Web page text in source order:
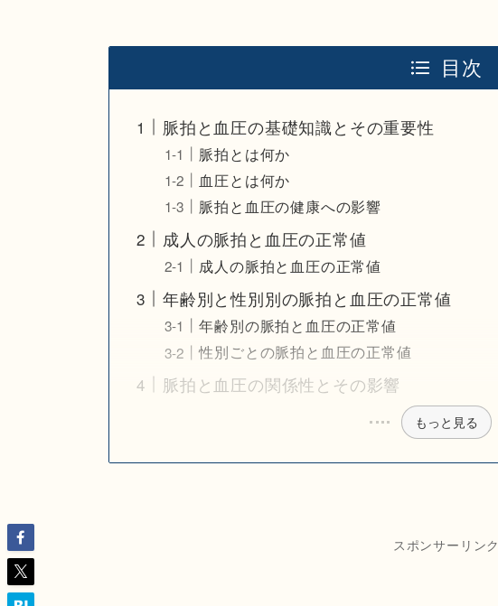
目次
脈拍と血圧の基礎知識とその重要性
脈拍とは何か
血圧とは何か
脈拍と血圧の健康への影響
成人の脈拍と血圧の正常値
成人の脈拍と血圧の正常値
年齢別と性別別の脈拍と血圧の正常値
年齢別の脈拍と血圧の正常値
性別ごとの脈拍と血圧の正常値
脈拍と血圧の関係性とその影響
もっと見る
スポンサーリンク